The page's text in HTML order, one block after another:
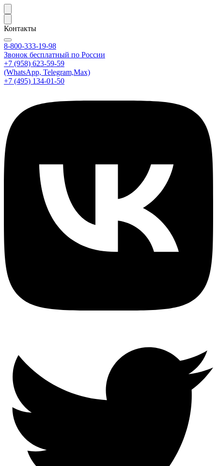
Контакты
8-800-333-19-98
Звонок бесплатный по России
+7 (958) 623-59-59
(WhatsApp, Telegram,Max)
+7 (495) 134-01-50